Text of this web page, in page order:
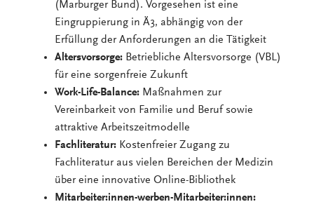
(Marburger Bund). Vorgesehen ist eine
Eingruppierung in Ä3, abhängig von der
Erfüllung der Anforderungen an die Tätigkeit
Altersvorsorge: Betriebliche Altersvorsorge (VBL)
für eine sorgenfreie Zukunft
Work-Life-Balance: Maßnahmen zur
Vereinbarkeit von Familie und Beruf sowie
attraktive Arbeitszeitmodelle
Fachliteratur: Kostenfreier Zugang zu
Fachliteratur aus vielen Bereichen der Medizin
über eine innovative Online-Bibliothek
Mitarbeiter:innen-werben-Mitarbeiter:innen: